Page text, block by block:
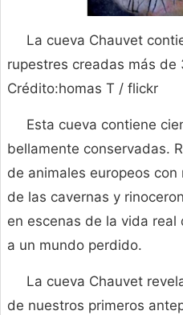
La cueva Chauvet
rupestres creadas más
Crédito:homas T / flickr
Esta cueva contiene
bellamente conservadas.
de animales europeos
de las cavernas y
en escenas de la vida
a un mundo perdido.
La cueva Chauvet
de nuestros primeros